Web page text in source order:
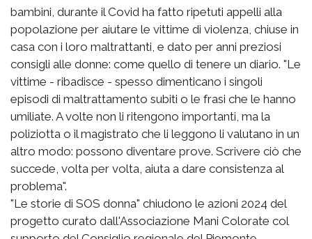
bambini, durante il Covid ha fatto ripetuti appelli alla
popolazione per aiutare le vittime di violenza, chiuse in
casa con i loro maltrattanti, e dato per anni preziosi
consigli alle donne: come quello di tenere un diario. "Le
vittime - ribadisce - spesso dimenticano i singoli
episodi di maltrattamento subiti o le frasi che le hanno
umiliate. A volte non li ritengono importanti, ma la
poliziotta o il magistrato che li leggono li valutano in un
altro modo: possono diventare prove. Scrivere ciò che
succede, volta per volta, aiuta a dare consistenza al
problema".
"Le storie di SOS donna" chiudono le azioni 2024 del
progetto curato dall'Associazione Mani Colorate col